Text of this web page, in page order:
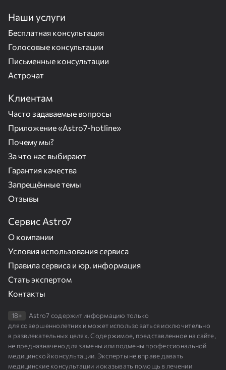
Наши услуги
Бесплатная консультация
Голосовые консультации
Письменные консультации
Астрочат
Клиентам
Часто задаваемые вопросы
Приложение «Astro7-hotline»
Почему мы?
За что нас выбирают
Гарантия качества
Запрещённые темы
Отзывы
Сервис Astro7
О компании
Условия использования сервиса
Правила сервиса и юр. информация
Стать экспертом
Контакты
18+
Astro7 содержит информацию только
для совершеннолетних и может использоваться исключительно
в развлекательных целях. Содержимое, представленное на сайте,
не предназначено для замены или подмены профессиональной
медицинской консультации. Эксперты не вправе давать
медицинские консультации и оказывать помощь в лечении